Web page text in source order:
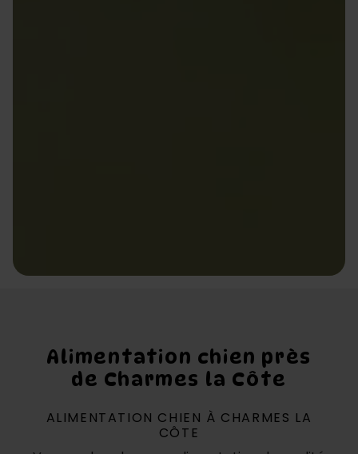
Alimentation chien près
de Charmes la Côte
ALIMENTATION CHIEN À CHARMES LA
CÔTE